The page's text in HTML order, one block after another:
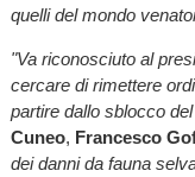
quelli del mondo
"Va riconosciuto al
cercare di rimettere
partire dallo sblocco
Cuneo, Francesco
dei danni da fauna